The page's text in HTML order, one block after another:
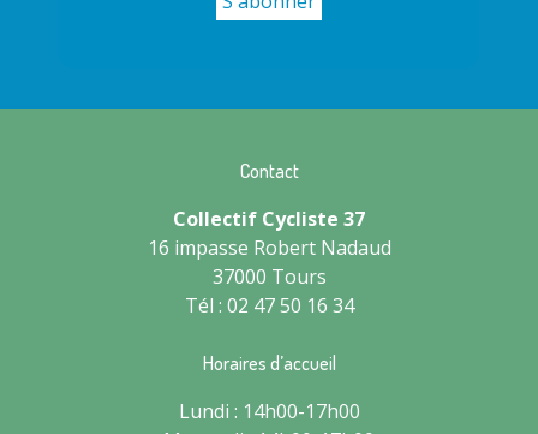
Contact
Collectif Cycliste 37
16 impasse Robert Nadaud
37000 Tours
Tél : 02 47 50 16 34
Horaires d’accueil
Lundi : 14h00-17h00